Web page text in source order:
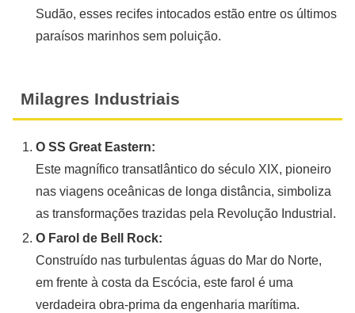
Sudão, esses recifes intocados estão entre os últimos
paraísos marinhos sem poluição.
Milagres Industriais
O SS Great Eastern:
Este magnífico transatlântico do século XIX, pioneiro
nas viagens oceânicas de longa distância, simboliza
as transformações trazidas pela Revolução Industrial.
O Farol de Bell Rock:
Construído nas turbulentas águas do Mar do Norte,
em frente à costa da Escócia, este farol é uma
verdadeira obra-prima da engenharia marítima.